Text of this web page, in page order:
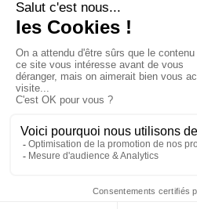
Chantiers de France est une
|